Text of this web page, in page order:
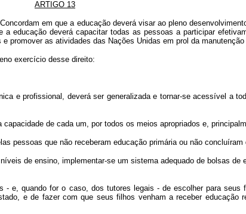
ARTIGO 13
em que a educação deverá visar ao pleno
educação deverá capacitar todas as pessoas a participar
promover as atividades das Nações Unidas em prol da manutenção
exercício desse direito:
e profissional, deverá ser generalizada e tornar-se acessível a
de cada um, por todos os meios apropriados e,
pessoas que não receberam educação primária ou não
de ensino, implementar-se um sistema adequado de bolsas
e, quando for o caso, dos tutores legais - de escolher para seus
e de fazer com que seus filhos venham a receber educação